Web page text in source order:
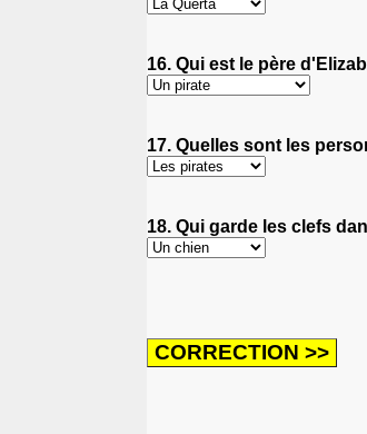
16. Qui est le père
17. Quelles sont les
18. Qui garde les clefs